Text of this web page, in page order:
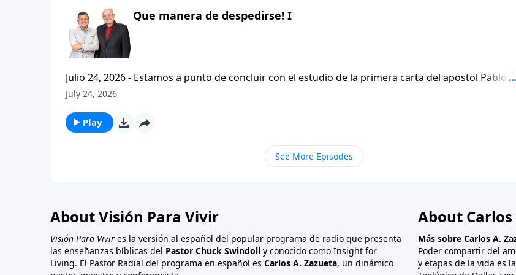
Que manera de despedirse! I
Julio 24, 2026 - Estamos a punto de concluir con el estudio de la primera carta del apostol Pablo
tesalonicenses titulado: Cristianismo Contagioso. En este escrito vemos una despedida franca. En lugar de
a sus hijos espirituales con una bendicion que termina siendo el punto mas apasionado de toda
July 24, 2026
Play
See More Episodes
About Visión Para Vivir
Visión Para Vivir es la versión al español del popular programa de radio que presenta
las enseñanzas bíblicas del Pastor Chuck Swindoll y conocido como Insight for
Living. El Pastor Radial del programa en español es Carlos A. Zazueta, un dinámico
About Carlos
Más sobre Carlos A.
Poder compartir del
y etapas de la vida es